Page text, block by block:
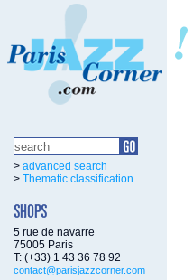
> advanced search
> Thematic classification
5 rue de navarre
75005 Paris
T: (+33) 1 43 36 78 92
contact@parisjazzcorner.com